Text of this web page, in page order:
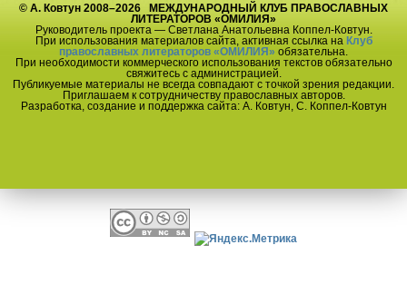
© А. Ковтун 2008–2026 МЕЖДУНАРОДНЫЙ КЛУБ ПРАВОСЛАВНЫХ
ЛИТЕРАТОРОВ «ОМИЛИЯ»
Руководитель проекта — Светлана Анатольевна Коппел-Ковтун.
При использования материалов сайта, активная ссылка на Клуб
православных литераторов «ОМИЛИЯ» обязательна.
При необходимости коммерческого использования текстов обязательно
свяжитесь с администрацией.
Публикуемые материалы не всегда совпадают с точкой зрения редакции.
Приглашаем к сотрудничеству православных авторов.
Разработка, создание и поддержка сайта: А. Ковтун, С. Коппел-Ковтун